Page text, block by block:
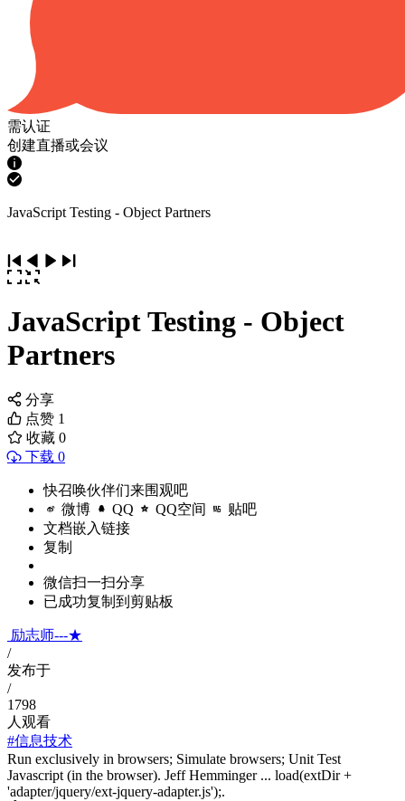
需认证
创建直播或会议
JavaScript Testing - Object Partners
JavaScript Testing - Object
Partners
分享
点赞 1
收藏 0
下载 0
快召唤伙伴们来围观吧
微博 QQ QQ空间 贴吧
文档嵌入链接
复制
微信扫一扫分享
已成功复制到剪贴板
励志师---★
/
发布于
/
1798
人观看
#信息技术
Run exclusively in browsers; Simulate browsers; Unit Test
Javascript (in the browser). Jeff Hemminger ... load(extDir +
'adapter/jquery/ext-jquery-adapter.js');.